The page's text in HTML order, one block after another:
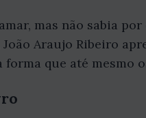
mas não sabia
Araujo Ribeiro
que até mesmo